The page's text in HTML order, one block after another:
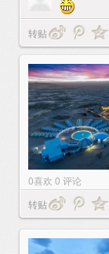
转贴
0喜欢 0 评论
转贴